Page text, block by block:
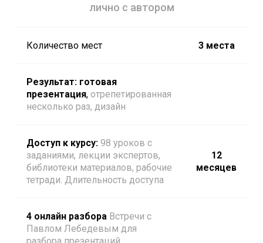
лично с автором
Количество мест 3 места
Результат: готовая
презентация, отрепетированная
несколько раз, дизайн
Доступ к курсу: 98 уроков с
заданиями, лекции экспертов,
библиотеки материалов, рабочие
тетради. Длительность доступа
12
месяцев
4 онлайн разбора Встречи с
Павлом Лебедевым для